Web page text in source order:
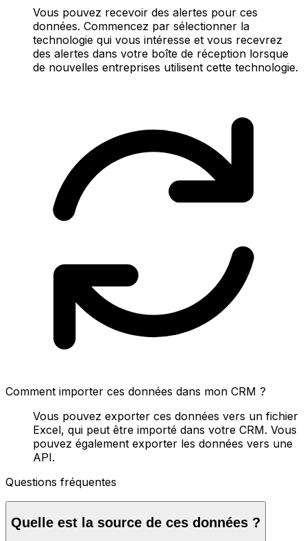
Vous pouvez recevoir des alertes pour ces
données. Commencez par sélectionner la
technologie qui vous intéresse et vous recevrez
des alertes dans votre boîte de réception lorsque
de nouvelles entreprises utilisent cette technologie.
Comment importer ces données dans mon CRM ?
Vous pouvez exporter ces données vers un fichier
Excel, qui peut être importé dans votre CRM. Vous
pouvez également exporter les données vers une
API.
Questions fréquentes
Quelle est la source de ces données ?